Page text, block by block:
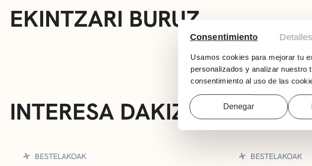
Consentimiento Detalles
Usamos cookies para mejorar tu
personalizados y analizar nuestro
consentimiento al uso de las
Denegar
EKINTZARI BURUZ
INTERESA DAKIZUKE
BESTELAKOAK BESTELAKOAK